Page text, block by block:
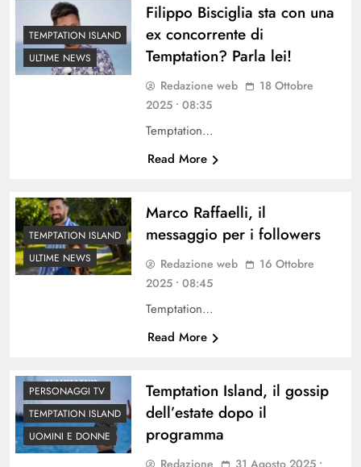
TEMPTATION ISLAND
ULTIME NEWS
Filippo Bisciglia sta con una
ex concorrente di
Temptation? Parla lei!
Redazione web
18 Ottobre
2025 • 08:35
Temptation…
Read More
TEMPTATION ISLAND
ULTIME NEWS
Marco Raffaelli, il
messaggio per i followers
Redazione web
16 Ottobre
2025 • 08:45
Temptation…
Read More
PERSONAGGI TV
TEMPTATION ISLAND
UOMINI E DONNE
Temptation Island, il gossip
dell’estate dopo il
programma
Redazione 31 Agosto 2025 •